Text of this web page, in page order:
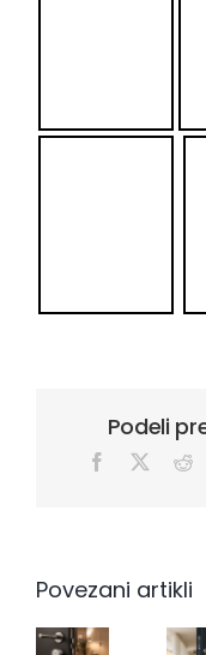
Podeli
Facebook
Povezani artikli